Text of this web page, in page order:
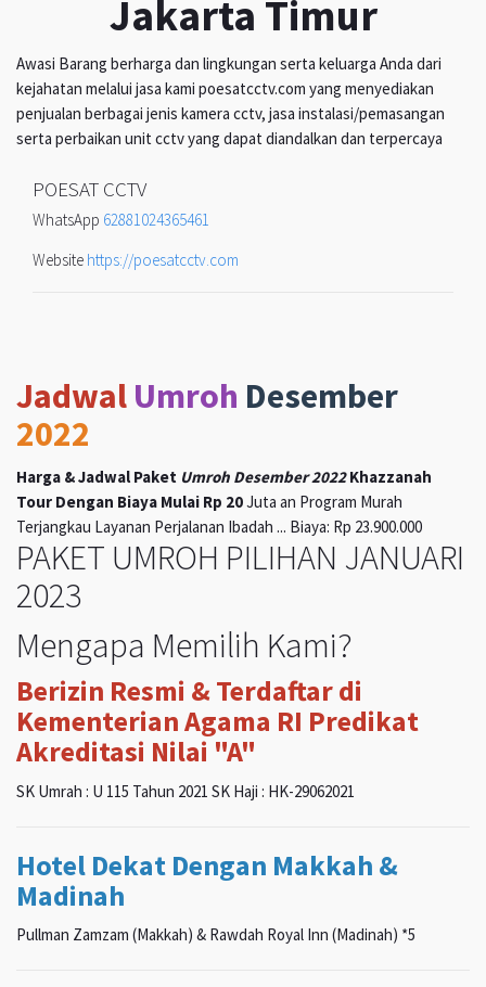
Jakarta Timur
Awasi Barang berharga dan lingkungan serta keluarga Anda dari
kejahatan melalui jasa kami poesatcctv.com yang menyediakan
penjualan berbagai jenis kamera cctv, jasa instalasi/pemasangan
serta perbaikan unit cctv yang dapat diandalkan dan terpercaya
POESAT CCTV
WhatsApp 62881024365461
Website https://poesatcctv.com
Jadwal Umroh Desember
2022
Harga & Jadwal Paket Umroh Desember 2022Khazzanah
Tour Dengan Biaya Mulai Rp 20Juta an Program Murah
Terjangkau Layanan Perjalanan Ibadah ... Biaya: Rp 23.900.000
PAKET UMROH PILIHAN JANUARI
2023
Mengapa Memilih Kami?
Berizin Resmi & Terdaftar di
Kementerian Agama RI Predikat
Akreditasi Nilai "A"
SK Umrah : U 115 Tahun 2021 SK Haji : HK-29062021
Hotel Dekat Dengan Makkah &
Madinah
Pullman Zamzam (Makkah) & Rawdah Royal Inn (Madinah) *5